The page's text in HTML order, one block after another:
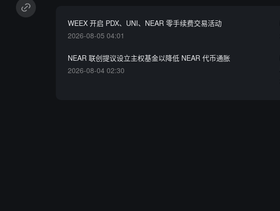
WEEX 开启 PDX、UNI、NEAR 零手续费交易活动
2026-08-05 04:01
NEAR 联创提议设立主权基金以降低 NEAR 代币通胀
2026-08-04 02:30